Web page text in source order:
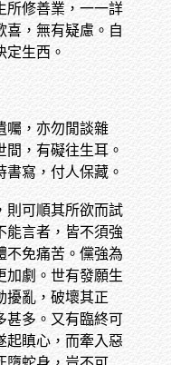
所修善業，一一詳
喜，無有疑慮。自
定生西。
囑，亦勿閒談雜
，有礙往生耳。
寫，付人保藏。
則可順其所欲而試
能言者，皆不須強
不免痛苦。儻強為
加劇。世有發願生
擾亂，破壞其正
甚多。又有臨終可
起瞋心，而牽入惡